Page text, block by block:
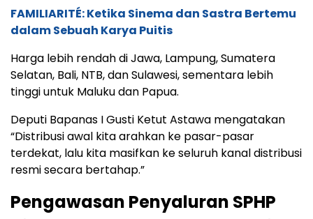
FAMILIARITÉ: Ketika Sinema dan Sastra Bertemu
dalam Sebuah Karya Puitis
Harga lebih rendah di Jawa, Lampung, Sumatera
Selatan, Bali, NTB, dan Sulawesi, sementara lebih
tinggi untuk Maluku dan Papua.
Deputi Bapanas I Gusti Ketut Astawa mengatakan
“Distribusi awal kita arahkan ke pasar-pasar
terdekat, lalu kita masifkan ke seluruh kanal distribusi
resmi secara bertahap.”
Pengawasan Penyaluran SPHP